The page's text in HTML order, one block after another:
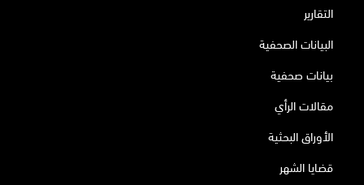
التقارير
البيانات الصحفية
بيانات صحفية
مقالات الرأي
الأوراق البحثية
قضايا الشهر